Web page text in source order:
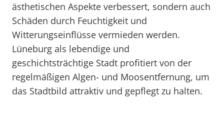
ästhetischen Aspekte verbessert, sondern auch
Schäden durch Feuchtigkeit und
Witterungseinflüsse vermieden werden.
Lüneburg als lebendige und
geschichtsträchtige Stadt profitiert von der
regelmäßigen Algen- und Moosentfernung, um
das Stadtbild attraktiv und gepflegt zu halten.